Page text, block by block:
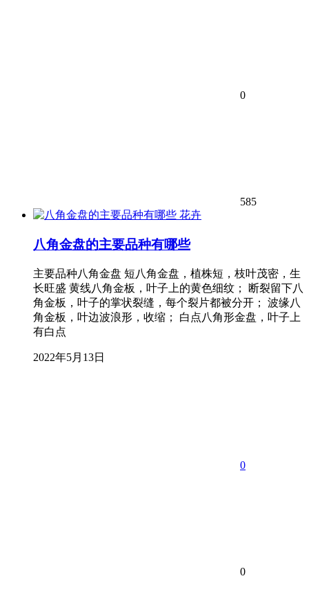
0
585
花卉
八角金盘的主要品种有哪些
主要品种八角金盘 短八角金盘，植株短，枝叶茂密，生
长旺盛 黄线八角金板，叶子上的黄色细纹； 断裂留下八
角金板，叶子的掌状裂缝，每个裂片都被分开； 波缘八
角金板，叶边波浪形，收缩； 白点八角形金盘，叶子上
有白点
2022年5月13日
0
0